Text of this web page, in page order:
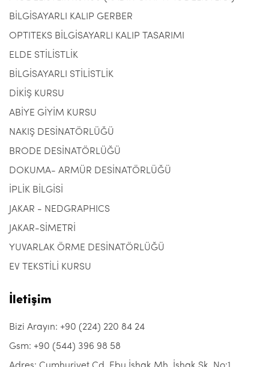
BİLGİSAYARLI KALIP GERBER
OPTITEKS BİLGİSAYARLI KALIP TASARIMI
ELDE STİLİSTLİK
BİLGİSAYARLI STİLİSTLİK
DİKİŞ KURSU
ABİYE GİYİM KURSU
NAKIŞ DESİNATÖRLÜĞÜ
BRODE DESİNATÖRLÜĞÜ
DOKUMA- ARMÜR DESİNATÖRLÜĞÜ
İPLİK BİLGİSİ
JAKAR - NEDGRAPHICS
JAKAR-SİMETRİ
YUVARLAK ÖRME DESİNATÖRLÜĞÜ
EV TEKSTİLİ KURSU
İletişim
Bizi Arayın: +90 (224) 220 84 24
Gsm: +90 (544) 396 98 58